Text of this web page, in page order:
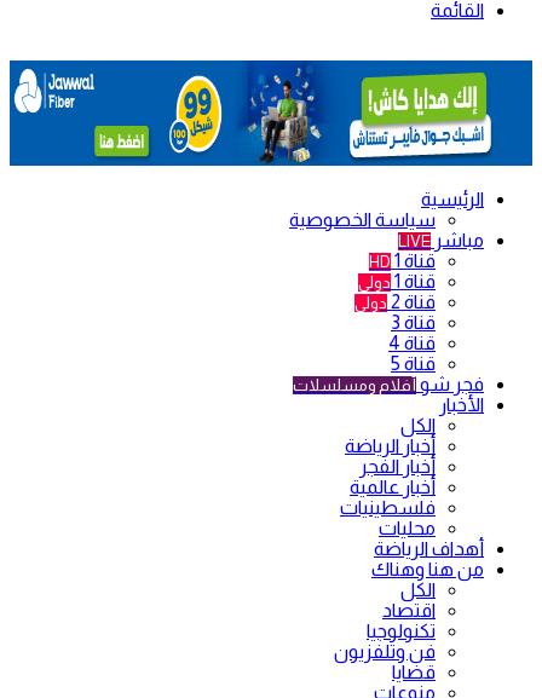
القائمة
الرئيسية
سياسة الخصوصية
مباشر LIVE
قناة 1 HD
قناة 1 دولي
قناة 2 دولي
قناة 3
قناة 4
قناة 5
فجر شو أفلام ومسلسلات
الأخبار
الكل
أخبار الرياضة
أخبار الفجر
أخبار عالمية
فلسطينيات
محليات
أهداف الرياضة
من هنا وهناك
الكل
اقتصاد
تكنولوجيا
فن وتلفزيون
قضايا
منوعات